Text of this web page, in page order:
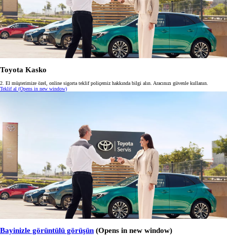
Toyota Kasko
2. El müşterimize özel, online sigorta teklif poliçemiz hakkında bilgi alın. Aracınızı güvenle kullanın.
Teklif al (Opens in new window)
Bayinizle görüntülü görüşün (Opens in new window)